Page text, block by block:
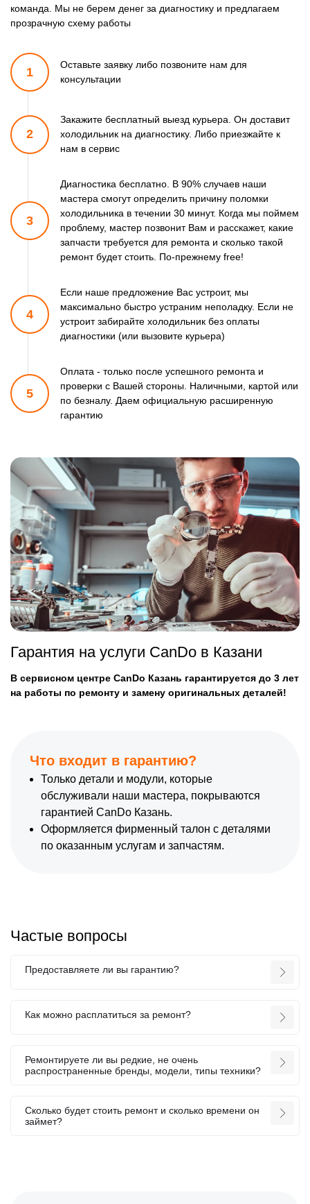
команда. Мы не берем денег за диагностику и предлагаем
прозрачную схему работы
1
Оставьте заявку либо позвоните нам для
консультации
2
Закажите бесплатный выезд курьера. Он доставит
холодильник на диагностику. Либо приезжайте к
нам в сервис
3
Диагностика бесплатно. В 90% случаев наши
мастера смогутопределить причину поломки
холодильника в течении 30 минут. Когда мы поймем
проблему, мастер позвонит Вам и расскажет, какие
запчасти требуется для ремонта и сколько такой
ремонтбудет стоить. По-прежнему free!
4
Если наше предложение Вас устроит, мы
максимально быстро устраним неполадку. Если не
устроит забирайте холодильник без оплаты
диагностики (или вызовите курьера)
5
Оплата - только после успешного ремонта и
проверки с Вашей стороны. Наличными, картой или
по безналу. Даем официальную расширенную
гарантию
Гарантия на услуги CanDo в Казани
В сервисном центре CanDo Казань гарантируется до 3 лет
на работы по ремонту и замену оригинальных деталей!
Что входит в гарантию?
Только детали и модули, которые
обслуживали наши мастера, покрываются
гарантией CanDo Казань.
Оформляется фирменный талон с деталями
по оказанным услугам и запчастям.
Частые вопросы
Предоставляете ли вы гарантию?
Как можно расплатиться за ремонт?
Ремонтируете ли вы редкие, не очень
распространенные бренды, модели, типы техники?
Сколько будет стоить ремонт и сколько времени он
займет?